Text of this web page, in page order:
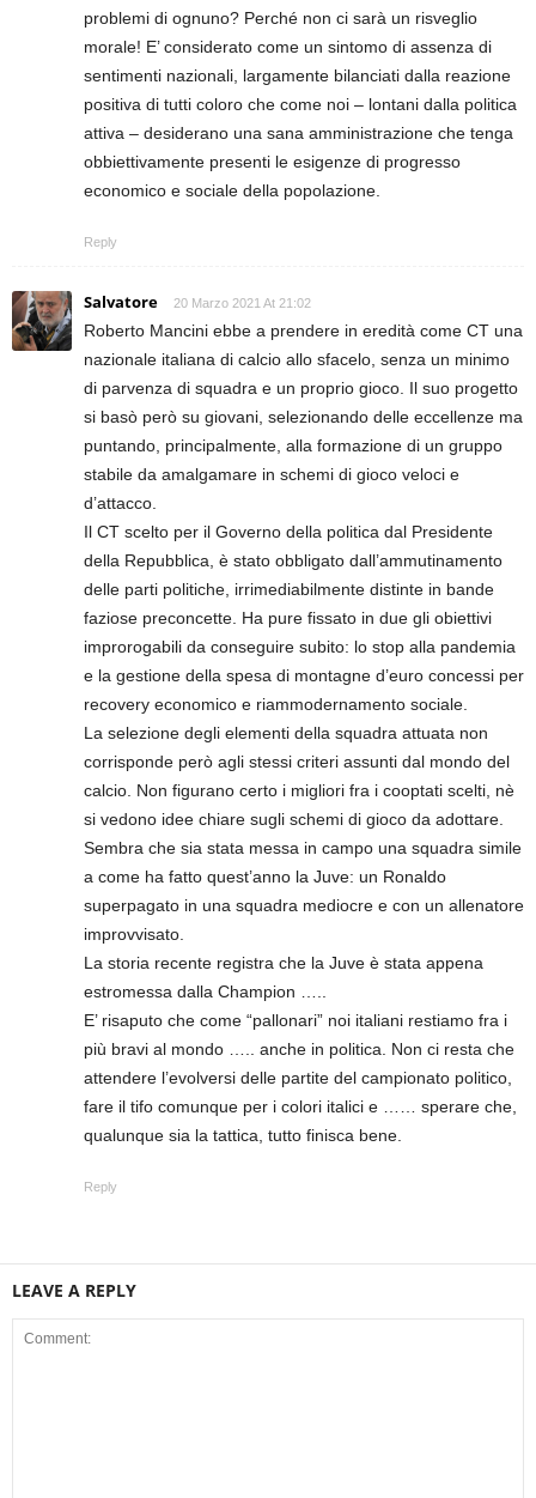
problemi di ognuno? Perché non ci sarà un risveglio
morale! E’ considerato come un sintomo di assenza di
sentimenti nazionali, largamente bilanciati dalla reazione
positiva di tutti coloro che come noi – lontani dalla politica
attiva – desiderano una sana amministrazione che tenga
obbiettivamente presenti le esigenze di progresso
economico e sociale della popolazione.
Reply
Salvatore 20 Marzo 2021 At 21:02
Roberto Mancini ebbe a prendere in eredità come CT una
nazionale italiana di calcio allo sfacelo, senza un minimo
di parvenza di squadra e un proprio gioco. Il suo progetto
si basò però su giovani, selezionando delle eccellenze ma
puntando, principalmente, alla formazione di un gruppo
stabile da amalgamare in schemi di gioco veloci e
d’attacco.
Il CT scelto per il Governo della politica dal Presidente
della Repubblica, è stato obbligato dall’ammutinamento
delle parti politiche, irrimediabilmente distinte in bande
faziose preconcette. Ha pure fissato in due gli obiettivi
improrogabili da conseguire subito: lo stop alla pandemia
e la gestione della spesa di montagne d’euro concessi per
recovery economico e riammodernamento sociale.
La selezione degli elementi della squadra attuata non
corrisponde però agli stessi criteri assunti dal mondo del
calcio. Non figurano certo i migliori fra i cooptati scelti, nè
si vedono idee chiare sugli schemi di gioco da adottare.
Sembra che sia stata messa in campo una squadra simile
a come ha fatto quest’anno la Juve: un Ronaldo
superpagato in una squadra mediocre e con un allenatore
improvvisato.
La storia recente registra che la Juve è stata appena
estromessa dalla Champion …..
E’ risaputo che come “pallonari” noi italiani restiamo fra i
più bravi al mondo ….. anche in politica. Non ci resta che
attendere l’evolversi delle partite del campionato politico,
fare il tifo comunque per i colori italici e …… sperare che,
qualunque sia la tattica, tutto finisca bene.
Reply
LEAVE A REPLY